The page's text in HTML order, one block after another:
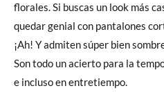
florales. Si buscas un look más
quedar genial con pantalones
¡Ah! Y admiten súper bien
Son todo un acierto para la
e incluso en entretiempo.